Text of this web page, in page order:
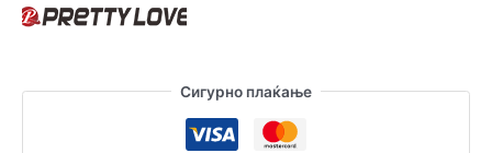
за
Сигурно плаќање